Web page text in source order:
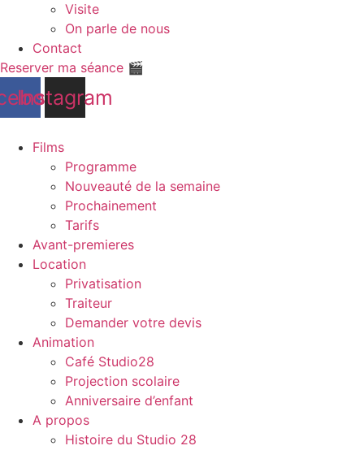
Visite
On parle de nous
Contact
Reserver ma séance 🎬
Instagram
Films
Programme
Nouveauté de la semaine
Prochainement
Tarifs
Avant-premieres
Location
Privatisation
Traiteur
Demander votre devis
Animation
Café Studio28
Projection scolaire
Anniversaire d’enfant
A propos
Histoire du Studio 28